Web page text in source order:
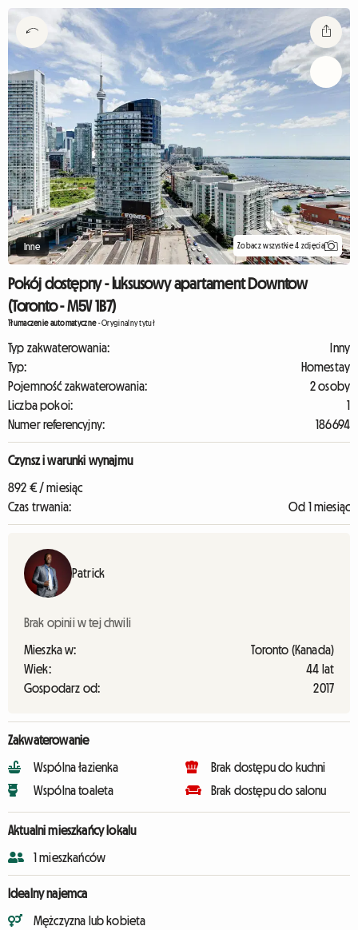
Inne Zobacz wszystkie 4 zdjęcia
Pokój dostępny - luksusowy apartament Downtow
(Toronto - M5V 1B7)
Tłumaczenie automatyczne-Oryginalny tytuł
Typ zakwaterowania:
Inny
Typ:
Homestay
Pojemność zakwaterowania:
2 osoby
Liczba pokoi:
1
Numer referencyjny:
186694
Czynsz i warunki wynajmu
892 € / miesiąc
Czas trwania:
Od 1 miesiąc
Patrick
Brak opinii w tej chwili
Mieszka w:
Toronto (Kanada)
Wiek:
44 lat
Gospodarz od:
2017
Zakwaterowanie
Wspólna łazienka
Wspólna toaleta
Brak dostępu do kuchni
Brak dostępu do salonu
Aktualni mieszkańcy lokalu
1 mieszkańców
Idealny najemca
Mężczyzna lub kobieta